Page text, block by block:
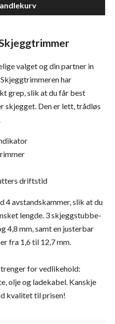
valget og din partner in
har
grep, slik at du får best
skjegget. Den er lett, trådløs
driftstid
4 avstandskammer, slik at du
lengde. 3 skjeggstubbe-
4,8 mm, samt en justerbar
fra 1,6 til 12,7 mm.
for vedlikehold:
olje og ladekabel. Kanskje
kvalitet til prisen!